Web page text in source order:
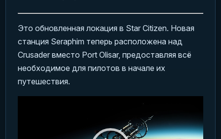
Это обновленная локация в Star Citizen. Новая
станция Seraphim теперь расположена над
Crusader вместо Port Olisar, предоставляя всё
необходимое для пилотов в начале их
путешествия.